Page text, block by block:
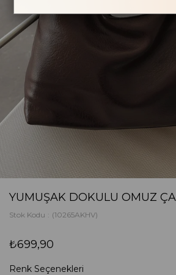
YUMUŞAK DOKULU OMUZ
Stok Kodu (10265AKHV)
₺699,90
Renk Seçenekleri